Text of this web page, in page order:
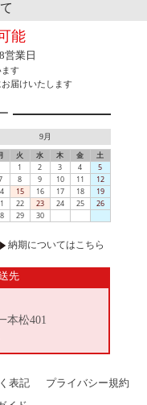
能
営業日
す
届けいたします
9月
火 水 木 金
土
1
2 3 4
5
8 9 10 11
12
15 16 17 18
19
22 23 24 25
26
29 30
納期についてはこちら
先
本松401
表記
プライバシー規約